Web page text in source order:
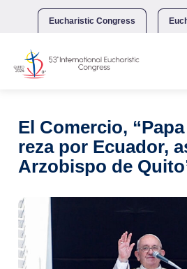
Eucharistic Congress
El Comercio,
reza por Ecuador,
Arzobispo de